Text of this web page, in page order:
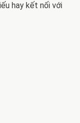
hay kết nối với